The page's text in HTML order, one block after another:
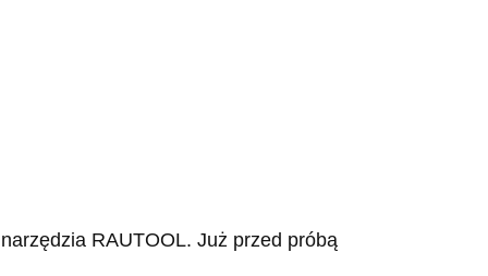
RAUTOOL. Już przed próbą